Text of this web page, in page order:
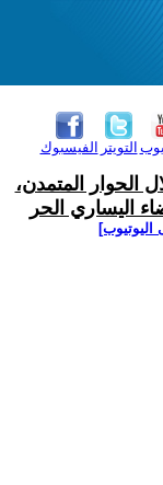
الفيسبوك التويتر
الحوار المتمدن،
اليساري الحر